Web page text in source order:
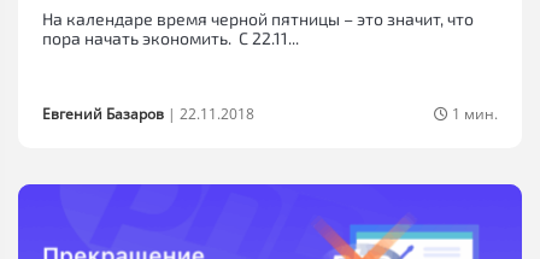
На календаре время черной пятницы – это значит, что
пора начать экономить. С 22.11...
Евгений Базаров | 22.11.2018 1 мин.